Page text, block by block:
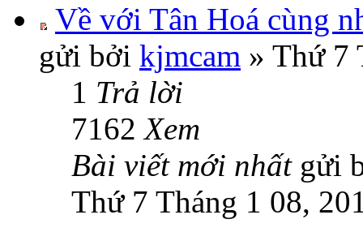
Về với Tân Hoá cùng
gửi bởi kjmcam » Thứ 7
1 Trả lời
7162Xem
Bài viết mới nhất gửi
Thứ 7 Tháng 1 08,